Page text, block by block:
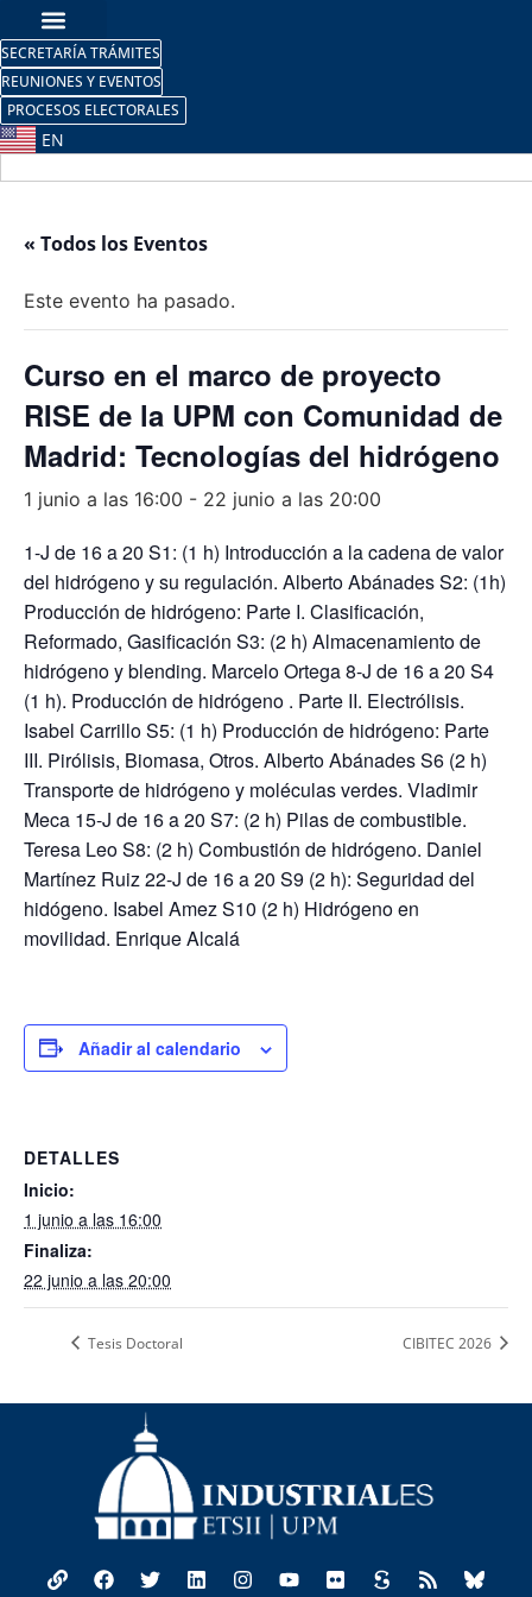
SECRETARÍA TRÁMITES
REUNIONES Y EVENTOS
PROCESOS ELECTORALES
EN
« Todos los Eventos
Este evento ha pasado.
Curso en el marco de proyecto
RISE de la UPM con Comunidad de
Madrid: Tecnologías del hidrógeno
1 junio a las 16:00 - 22 junio a las 20:00
1-J de 16 a 20 S1: (1 h) Introducción a la cadena de valor
del hidrógeno y su regulación. Alberto Abánades S2: (1h)
Producción de hidrógeno: Parte I. Clasificación,
Reformado, Gasificación S3: (2 h) Almacenamiento de
hidrógeno y blending. Marcelo Ortega 8-J de 16 a 20 S4
(1 h). Producción de hidrógeno . Parte II. Electrólisis.
Isabel Carrillo S5: (1 h) Producción de hidrógeno: Parte
III. Pirólisis, Biomasa, Otros. Alberto Abánades S6 (2 h)
Transporte de hidrógeno y moléculas verdes. Vladimir
Meca 15-J de 16 a 20 S7: (2 h) Pilas de combustible.
Teresa Leo S8: (2 h) Combustión de hidrógeno. Daniel
Martínez Ruiz 22-J de 16 a 20 S9 (2 h): Seguridad del
hidógeno. Isabel Amez S10 (2 h) Hidrógeno en
movilidad. Enrique Alcalá
Añadir al calendario
DETALLES
Inicio:
1 junio a las 16:00
Finaliza:
22 junio a las 20:00
Tesis Doctoral CIBITEC 2026